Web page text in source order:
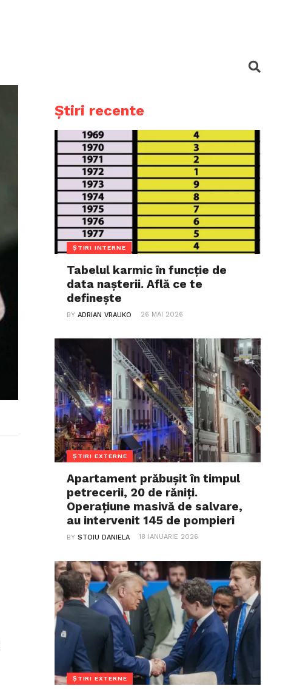
Știri recente
ȘTIRI INTERNE
Tabelul karmic în funcție de
data nașterii. Află ce te
definește
BYADRIAN VRAUKO 26 MAI 2026
ȘTIRI EXTERNE
Apartament prăbușit în timpul
petrecerii, 20 de răniți.
Operațiune masivă de salvare,
au intervenit 145 de pompieri
BYSTOIU DANIELA 18 IANUARIE 2026
ȘTIRI EXTERNE